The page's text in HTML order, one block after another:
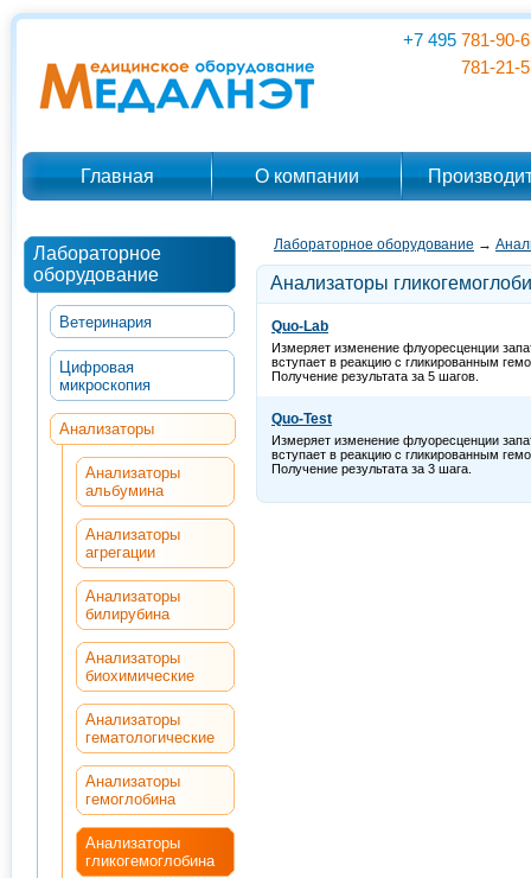
+7 495 781-90-
781-21-
Главная О компании
Лабораторное
оборудование
Ветеринария
Цифровая
микроскопия
Анализаторы
Анализаторы
альбумина
Анализаторы
агрегации
Анализаторы
билирубина
Анализаторы
биохимические
Анализаторы
гематологические
Анализаторы
гемоглобина
Анализаторы
гликогемоглобина
Лабораторное оборудование →
Анализаторы
Quo-Lab
Измеряет изменение флуоресценции
вступает в реакцию с гликированным
Получение результата за 5 шагов.
Quo-Test
Измеряет изменение флуоресценции
вступает в реакцию с гликированным
Получение результата за 3 шага.